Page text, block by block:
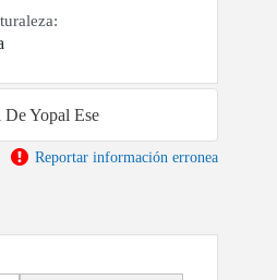
Yopal Ese
Reportar información erronea